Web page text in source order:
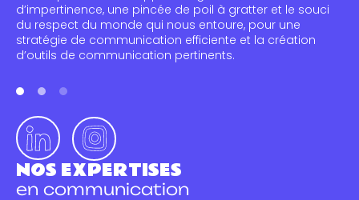
d’impertinence, une pincée de poil à gratter et le souci
du respect du monde qui nous entoure, pour une
stratégie de communication efficiente et la création
d’outils de communication pertinents.
NOS EXPERTISES
en communication